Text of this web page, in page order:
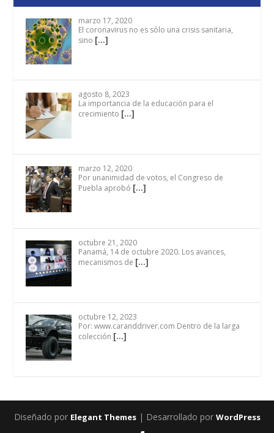
marzo 17, 2020
El coronavirus no es sólo una crisis sanitaria,
sino […]
agosto 8, 2023
La importancia de la educación para el
crecimiento […]
marzo 12, 2020
Por unanimidad de votos, el Congreso de
Puebla aprobó […]
octubre 21, 2020
Panamá, 14 de octubre 2020. Los avances,
mecanismos de […]
octubre 12, 2023
Por: www.caranddriver.com Dentro de la larga
colección […]
Diseñado por Elegant Themes| Desarrollado por WordPress